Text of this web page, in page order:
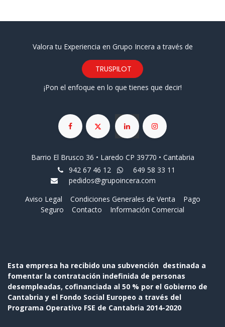
Valora tu Experiencia en Grupo Incera a través de
TRUSPILOT
¡Pon el enfoque en lo que tienes que decir!
Barrio El Brusco 36 • Laredo CP 39770 • Cantabria
942 67 46 12
649 58 33 11
pedidos@grupoincera.com
Aviso Legal
Condiciones Generales de Venta
Pago
Seguro
Contacto Información Comercial
Esta empresa ha recibido una subvención destinada a
fomentar la contratación indefinida de personas
desempleadas, cofinanciada al 50 % por el Gobierno de
Cantabria y el Fondo Social Europeo a través del
Programa Operativo FSE de Cantabria 2014-2020